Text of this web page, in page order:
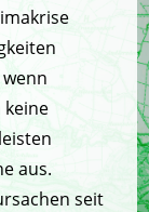
keine
aus.
seit